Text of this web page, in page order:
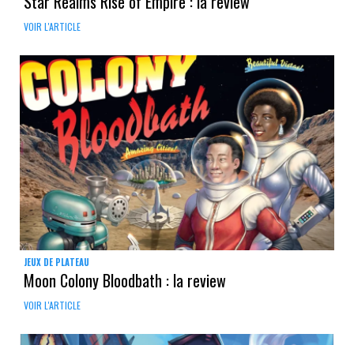
VOIR L'ARTICLE
JEUX DE PLATEAU
Moon Colony Bloodbath : la review
VOIR L'ARTICLE